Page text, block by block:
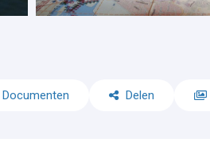
Documenten Delen